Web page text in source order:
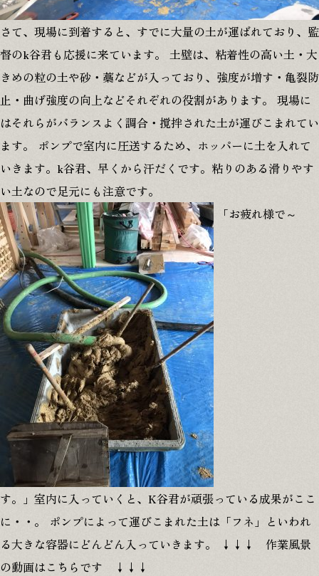
さて、現場に到着すると、すでに大量の土が運ばれており、監
督のk谷君も応援に来ています。 土壁は、粘着性の高い土・大
きめの粒の土や砂・藁などが入っており、強度が増す・亀裂防
止・曲げ強度の向上などそれぞれの役割があります。 現場に
はそれらがバランスよく調合・撹拌された土が運びこまれてい
ます。 ポンプで室内に圧送するため、ホッパーに土を入れて
いきます。k谷君、早くから汗だくです。粘りのある滑りやす
い土なので足元にも注意です。
「お疲れ様で～
す。」室内に入っていくと、K谷君が頑張っている成果がここ
に・・。 ポンプによって運びこまれた土は「フネ」といわれ
る大きな容器にどんどん入っていきます。 ↓↓↓ 作業風景
の動画はこちらです ↓↓↓